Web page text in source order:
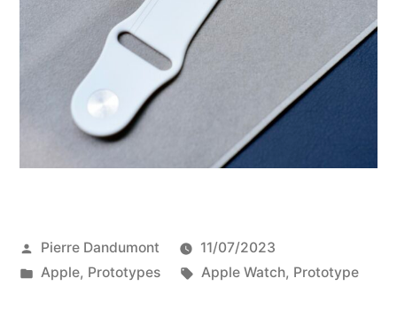
Publié
par
Pierre Dandumont
11/07/2023
Publié
Apple, Prototypes Étiquettes :
Apple Watch, Prototype